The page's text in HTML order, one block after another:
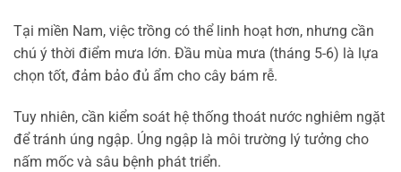
Tại miền Nam, việc trồng có thể linh hoạt hơn, nhưng cần
chú ý thời điểm mưa lớn. Đầu mùa mưa (tháng 5-6) là lựa
chọn tốt, đảm bảo đủ ẩm cho cây bám rễ.
Tuy nhiên, cần kiểm soát hệ thống thoát nước nghiêm ngặt
để tránh úng ngập. Úng ngập là môi trường lý tưởng cho
nấm mốc và sâu bệnh phát triển.